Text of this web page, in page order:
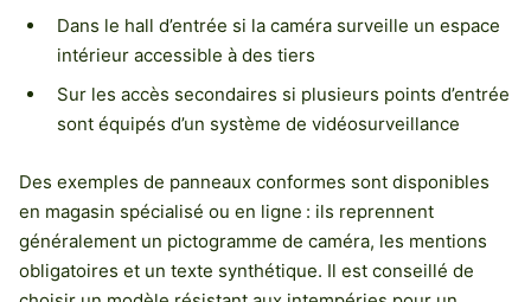
Dans le hall d’entrée si la caméra surveille un espace
intérieur accessible à des tiers
Sur les accès secondaires si plusieurs points d’entrée
sont équipés d’un système de vidéosurveillance
Des exemples de panneaux conformes sont disponibles
en magasin spécialisé ou en ligne : ils reprennent
généralement un pictogramme de caméra, les mentions
obligatoires et un texte synthétique. Il est conseillé de